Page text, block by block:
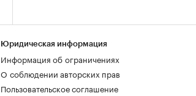
Юридическая информация
Информация об ограничениях
О соблюдении авторских прав
Пользовательское соглашение